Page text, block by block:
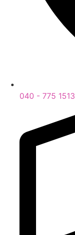
040 - 775 1513